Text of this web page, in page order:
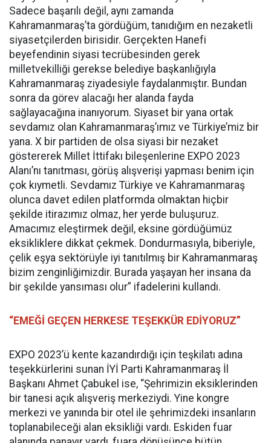
Sadece başarılı değil, aynı zamanda
Kahramanmaraş’ta gördüğüm, tanıdığım en nezaketli
siyasetçilerden birisidir. Gerçekten Hanefi
beyefendinin siyasi tecrübesinden gerek
milletvekilliği gerekse belediye başkanlığıyla
Kahramanmaraş ziyadesiyle faydalanmıştır. Bundan
sonra da görev alacağı her alanda fayda
sağlayacağına inanıyorum. Siyaset bir yana ortak
sevdamız olan Kahramanmaraş’ımız ve Türkiye’miz bir
yana. X bir partiden de olsa siyasi bir nezaket
göstererek Millet İttifakı bileşenlerine EXPO 2023
Alanı’nı tanıtması, görüş alışverişi yapması benim için
çok kıymetli. Sevdamız Türkiye ve Kahramanmaraş
olunca davet edilen platformda olmaktan hiçbir
şekilde itirazımız olmaz, her yerde buluşuruz.
Amacımız eleştirmek değil, eksine gördüğümüz
eksikliklere dikkat çekmek. Dondurmasıyla, biberiyle,
çelik eşya sektörüyle iyi tanıtılmış bir Kahramanmaraş
bizim zenginliğimizdir. Burada yaşayan her insana da
bir şekilde yansıması olur” ifadelerini kullandı.
“EMEĞİ GEÇEN HERKESE TEŞEKKÜR EDİYORUZ”
EXPO 2023’ü kente kazandırdığı için teşkilatı adına
teşekkürlerini sunan İYİ Parti Kahramanmaraş İl
Başkanı Ahmet Çabukel ise, “Şehrimizin eksiklerinden
bir tanesi açık alışveriş merkeziydi. Yine kongre
merkezi ve yanında bir otel ile şehrimizdeki insanların
toplanabileceği alan eksikliği vardı. Eskiden fuar